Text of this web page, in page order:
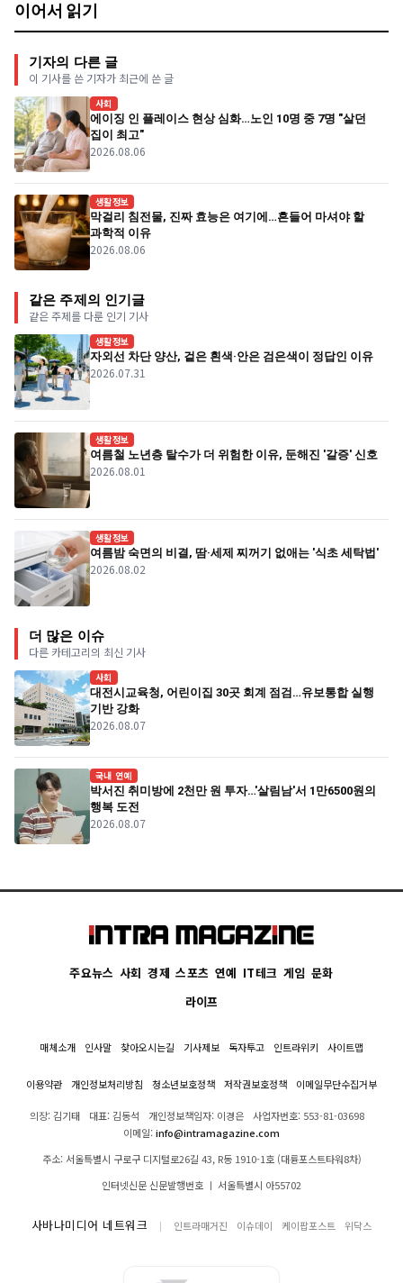
이어서 읽기
기자의 다른 글
이 기사를 쓴 기자가 최근에 쓴 글
사회
에이징 인 플레이스 현상 심화…노인 10명 중 7명 "살던
집이 최고"
2026.08.06
생활정보
막걸리 침전물, 진짜 효능은 여기에…흔들어 마셔야 할
과학적 이유
2026.08.06
같은 주제의 인기글
같은 주제를 다룬 인기 기사
생활정보
자외선 차단 양산, 겉은 흰색·안은 검은색이 정답인 이유
2026.07.31
생활정보
여름철 노년층 탈수가 더 위험한 이유, 둔해진 '갈증' 신호
2026.08.01
생활정보
여름밤 숙면의 비결, 땀·세제 찌꺼기 없애는 '식초 세탁법'
2026.08.02
더 많은 이슈
다른 카테고리의 최신 기사
사회
대전시교육청, 어린이집 30곳 회계 점검…유보통합 실행
기반 강화
2026.08.07
국내 연예
박서진 취미방에 2천만 원 투자…'살림남'서 1만6500원의
행복 도전
2026.08.07
주요뉴스 사회 경제 스포츠 연예 IT테크 게임 문화
라이프
매체소개 인사말 찾아오시는길 기사제보 독자투고 인트라위키 사이트맵
이용약관 개인정보처리방침 청소년보호정책 저작권보호정책 이메일무단수집거부
의장: 김기태 대표: 김동석 개인정보책임자: 이경은
사업자번호: 553-81-03698
이메일:info@intramagazine.com
주소: 서울특별시 구로구 디지털로26길 43, R동 1910-1호 (대륭포스트타워8차)
인터넷신문 신문발행번호 ㅣ 서울특별시 아55702
사바나미디어 네트워크 인트라매거진 이슈데이 케이팝포스트 위닥스